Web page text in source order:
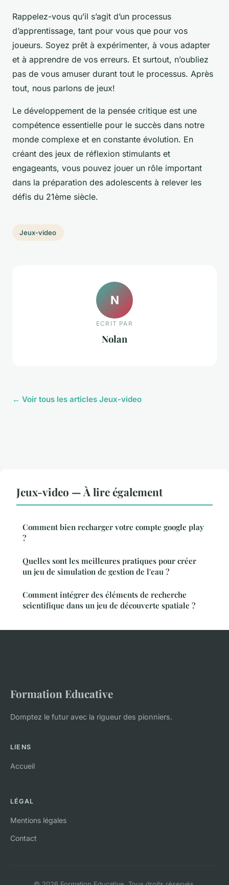
Rappelez-vous qu’il s’agit d’un processus
d’apprentissage, tant pour vous que pour vos
joueurs. Soyez prêt à expérimenter, à vous adapter
et à apprendre de vos erreurs. Et surtout, n’oubliez
pas de vous amuser durant tout le processus. Après
tout, nous parlons de jeux!
Le développement de la pensée critique est une
compétence essentielle pour le succès dans notre
monde complexe et en constante évolution. En
créant des jeux de réflexion stimulants et
engageants, vous pouvez jouer un rôle important
dans la préparation des adolescents à relever les
défis du 21ème siècle.
Jeux-video
N
ECRIT PAR
Nolan
← Voir tous les articles Jeux-video
Jeux-video — À lire également
Comment bien recharger votre compte google play
?
Quelles sont les meilleures pratiques pour créer
un jeu de simulation de gestion de l'eau ?
Comment intégrer des éléments de recherche
scientifique dans un jeu de découverte spatiale ?
Formation Educative
Domptez le futur avec la rigueur des pionniers.
LIENS
Accueil
LÉGAL
Mentions légales
Contact